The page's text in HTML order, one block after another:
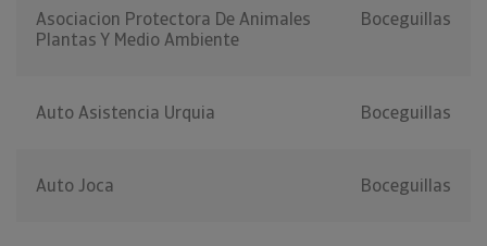
Asociacion Protectora De Animales
Plantas Y Medio Ambiente
Boceguillas
Auto Asistencia Urquia Boceguillas
Auto Joca Boceguillas